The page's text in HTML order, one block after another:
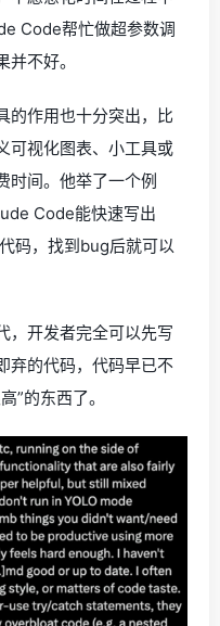
Code帮忙做超参数调
不好。
的作用也十分突出，比
可视化图表、小工具或
时间。他举了一个例
Code能快速写出
码，找到bug后就可以
，开发者完全可以先写
弃的代码，代码早已不
”的东西了。